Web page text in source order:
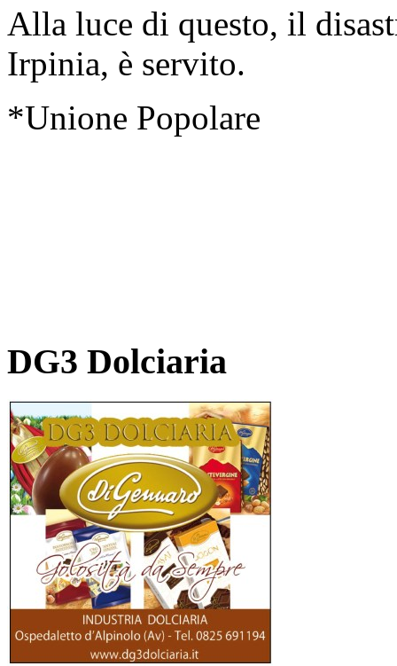
Alla luce di questo, il
Irpinia, è servito.
*Unione Popolare
DG3 Dolciaria